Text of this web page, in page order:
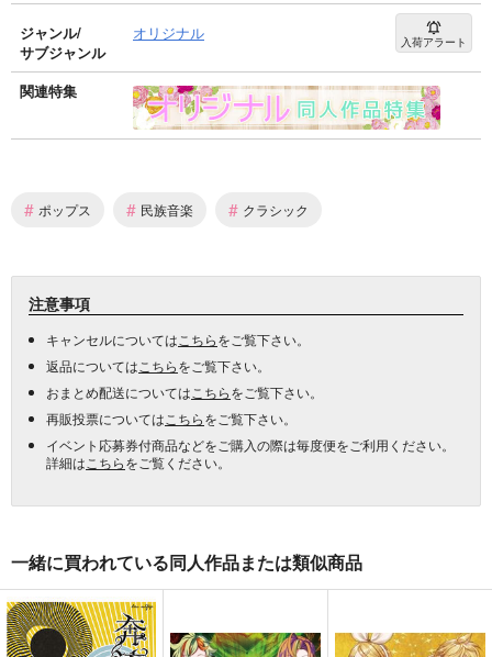
ジャンル/
サブジャンル
オリジナル 入荷アラート
関連特集
# ポップス # 民族音楽 # クラシック
注意事項
キャンセルについては こちらをご覧下さい。
返品については こちらをご覧下さい。
おまとめ配送については こちらをご覧下さい。
再販投票については こちらをご覧下さい。
イベント応募券付商品などをご購入の際は毎度便をご利用ください。
詳細は こちらをご覧ください。
一緒に買われている同人作品または類似商品